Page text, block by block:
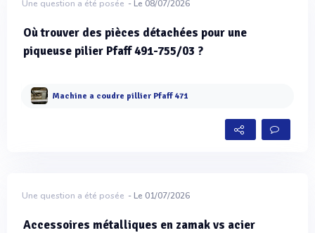
Une question a été posée - Le 08/07/2026
Où trouver des pièces détachées pour une
piqueuse pilier Pfaff 491-755/03 ?
Machine a coudre pillier Pfaff 471
Une question a été posée - Le 01/07/2026
Accessoires métalliques en zamak vs acier